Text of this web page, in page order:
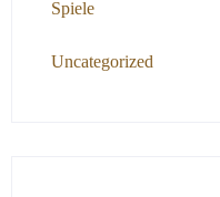
Spiele
Uncategorized